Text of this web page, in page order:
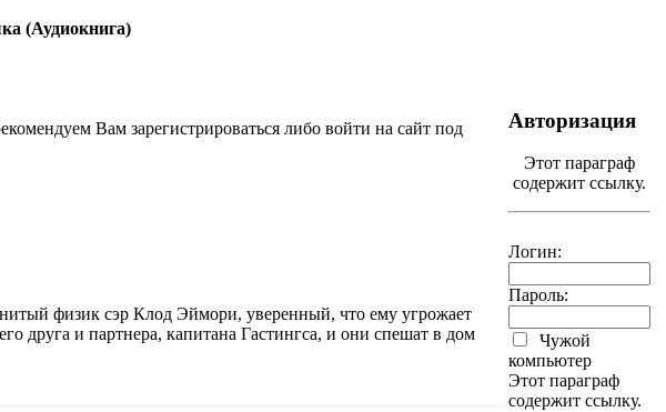
(Аудиокнига)
Вам зарегистрироваться либо войти на сайт под
физик сэр Клод Эймори, уверенный, что ему угрожает
друга и партнера, капитана Гастингса, и они спешат в дом
Авторизация
Этот параграф
содержит ссылку.
Логин:
Пароль:
Чужой
компьютер
Этот параграф
содержит ссылку.